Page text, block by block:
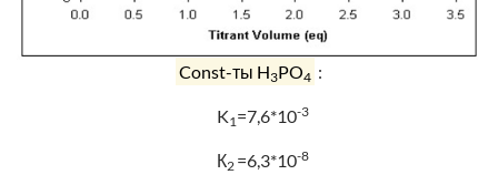
Const-ты H3PO4 :
K1=7,6*10-3
К2 =6,3*10-8